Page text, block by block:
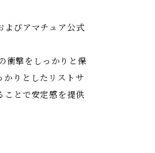
よびアマチュア公式
衝撃をしっかりと保
かりとしたリストサ
ことで安定感を提供